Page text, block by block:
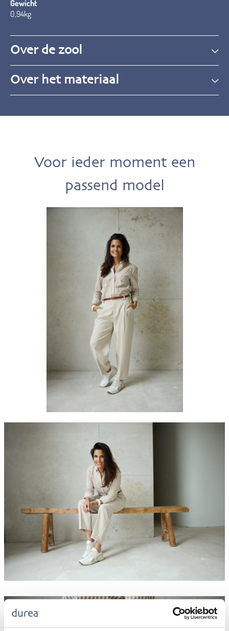
Gewicht
0,94kg
Over de zool
Over het materiaal
Voor ieder moment een
passend model